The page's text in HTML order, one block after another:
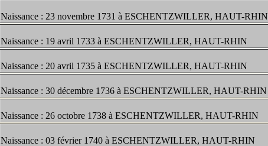
Naissance : 23 novembre 1731 à ESCHENTZWILLER, HAUT-RHIN
Naissance : 19 avril 1733 à ESCHENTZWILLER, HAUT-RHIN
Naissance : 20 avril 1735 à ESCHENTZWILLER, HAUT-RHIN
Naissance : 30 décembre 1736 à ESCHENTZWILLER, HAUT-RHIN
Naissance : 26 octobre 1738 à ESCHENTZWILLER, HAUT-RHIN
Naissance : 03 février 1740 à ESCHENTZWILLER, HAUT-RHIN